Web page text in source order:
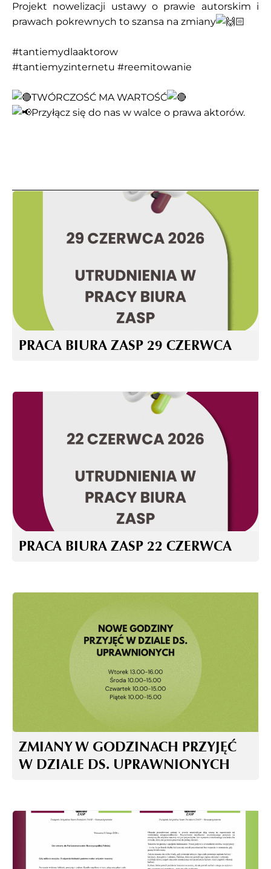
Projekt nowelizacji ustawy o prawie autorskim i
prawach pokrewnych to szansa na zmiany
#tantiemydlaaktorow
#tantiemyzinternetu #reemitowanie
TWÓRCZOŚĆ MA WARTOŚĆ
Przyłącz się do nas w walce o prawa aktorów.
PRACA BIURA ZASP 29 CZERWCA
PRACA BIURA ZASP 22 CZERWCA
ZMIANY W GODZINACH PRZYJĘĆ
W DZIALE DS. UPRAWNIONYCH